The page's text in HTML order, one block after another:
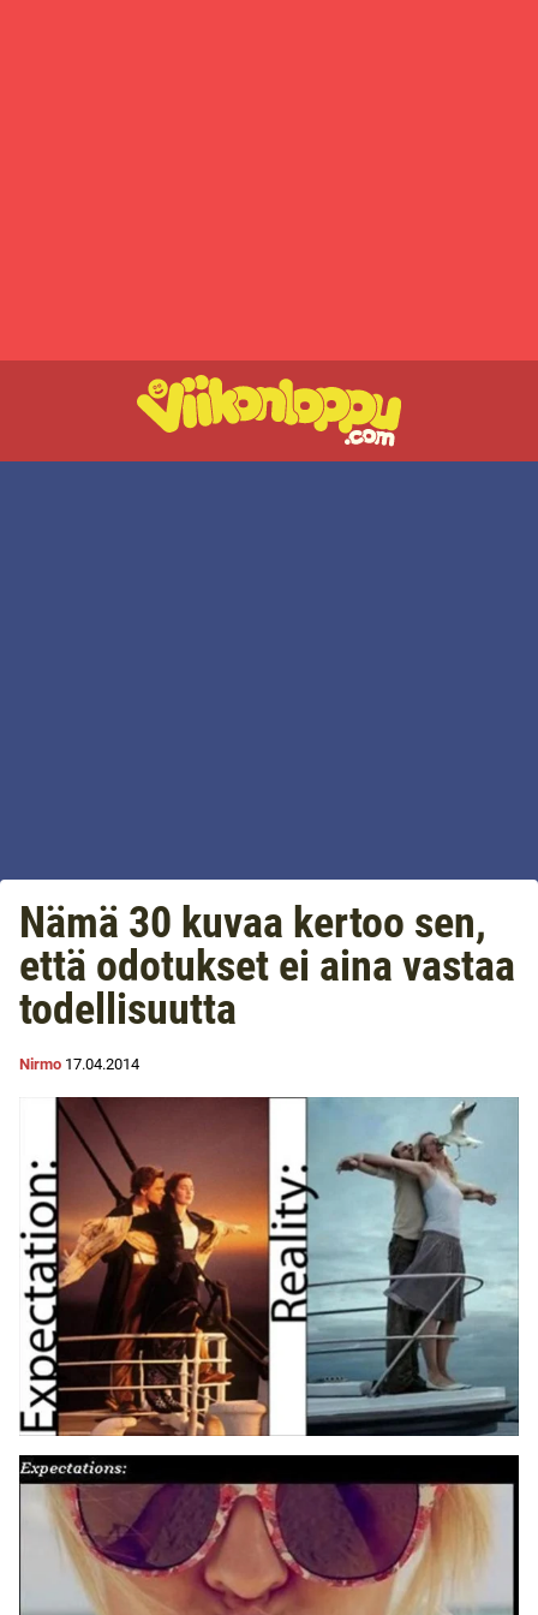
Nämä 30 kuvaa kertoo sen,
että odotukset ei aina vastaa
todellisuutta
Nirmo 17.04.2014